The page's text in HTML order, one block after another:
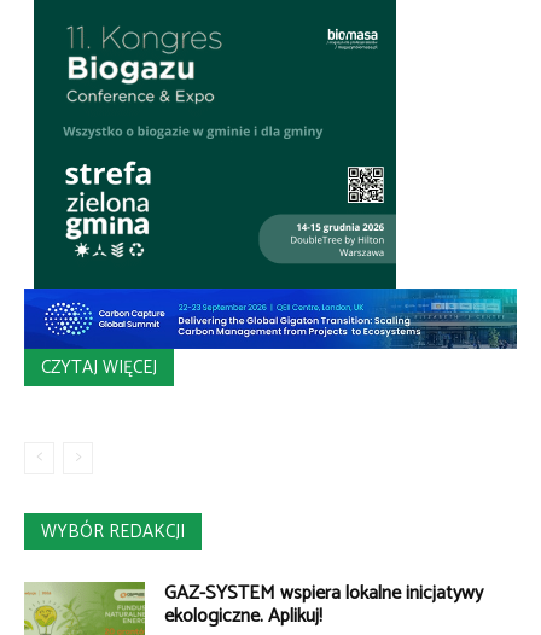
CZYTAJ WIĘCEJ
WYBÓR REDAKCJI
GAZ-SYSTEM wspiera lokalne inicjatywy
ekologiczne. Aplikuj!